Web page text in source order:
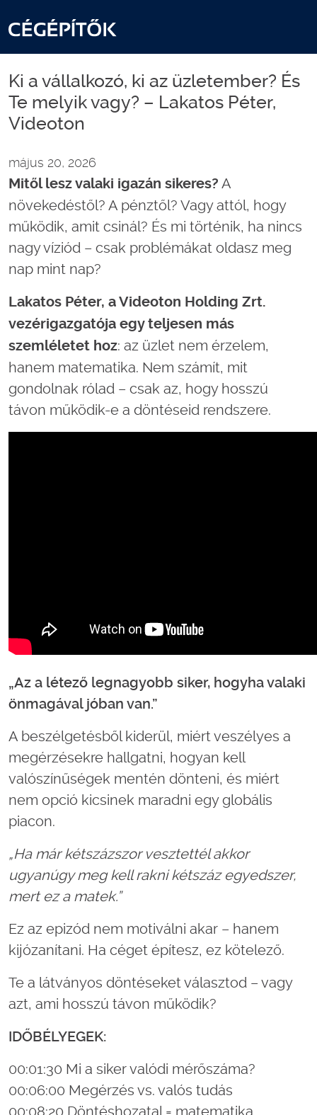
Ki a vállalkozó, ki az üzletember? És
Te melyik vagy? – Lakatos Péter,
Videoton
május 20, 2026
Mitől lesz valaki igazán sikeres? A
növekedéstől? A pénztől? Vagy attól, hogy
működik, amit csinál? És mi történik, ha nincs
nagy víziód – csak problémákat oldasz meg
nap mint nap?
Lakatos Péter, a Videoton Holding Zrt.
vezérigazgatója egy teljesen más
szemléletet hoz: az üzlet nem érzelem,
hanem matematika. Nem számít, mit
gondolnak rólad – csak az, hogy hosszú
távon működik-e a döntéseid rendszere.
„Az a létező legnagyobb siker, hogyha valaki
önmagával jóban van.”
A beszélgetésből kiderül, miért veszélyes a
megérzésekre hallgatni, hogyan kell
valószínűségek mentén dönteni, és miért
nem opció kicsinek maradni egy globális
piacon.
„Ha már kétszázszor vesztettél akkor
ugyanúgy meg kell rakni kétszáz egyedszer,
mert ez a matek.”
Ez az epizód nem motiválni akar – hanem
kijózanítani. Ha céget építesz, ez kötelező.
Te a látványos döntéseket választod – vagy
azt, ami hosszú távon működik?
IDŐBÉLYEGEK:
00:01:30 Mi a siker valódi mérőszáma?
00:06:00 Megérzés vs. valós tudás
00:08:20 Döntéshozatal = matematika